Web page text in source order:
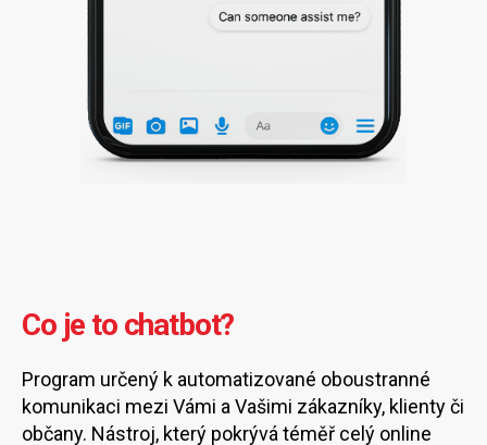
Co je to chatbot?
Program určený k automatizované oboustranné
komunikaci mezi Vámi a Vašimi zákazníky, klienty či
občany. Nástroj, který pokrývá téměř celý online